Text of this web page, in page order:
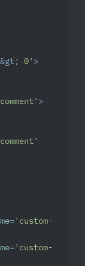
&gt; 0' >
>
= 'custom-
= 'custom-